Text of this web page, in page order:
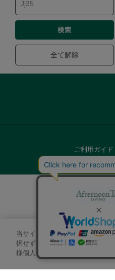
全て解除
ご利用ガイド
当サイトでは、サイトの利便性
択せずにページを移動した場合
様個人を特定できる情報」は一